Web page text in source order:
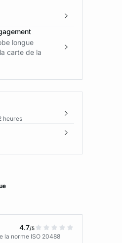
longue
carte de la
heures
4.7/5
la norme ISO 20488